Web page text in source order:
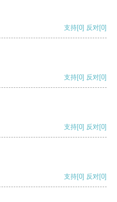
支持[0] 反对[0]
支持[0] 反对[0]
支持[0] 反对[0]
支持[0] 反对[0]